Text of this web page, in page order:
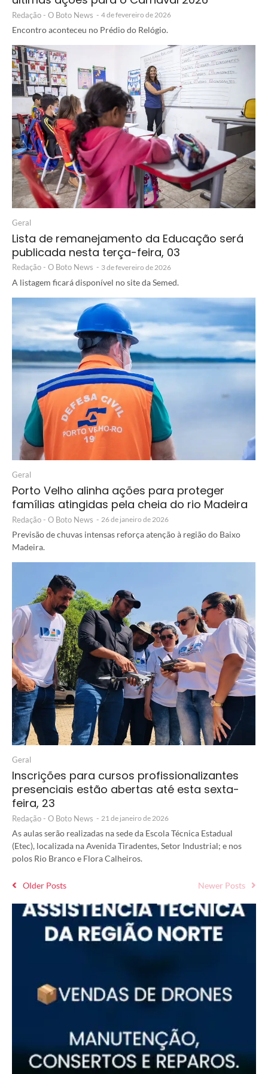
Redação - O Boto News - 4 de fevereiro de 2026
Encontro aconteceu no Prédio do Relógio.
Geral
Lista de remanejamento da Educação será
publicada nesta terça-feira, 03
Redação - O Boto News - 3 de fevereiro de 2026
A listagem ficará disponível no site da Semed.
Geral
Porto Velho alinha ações para proteger
famílias atingidas pela cheia do rio Madeira
Redação - O Boto News - 26 de janeiro de 2026
Previsão de chuvas intensas reforça atenção à região do Baixo
Madeira.
Geral
Inscrições para cursos profissionalizantes
presenciais estão abertas até esta sexta-
feira, 23
Redação - O Boto News - 21 de janeiro de 2026
As aulas serão realizadas na sede da Escola Técnica Estadual
(Etec), localizada na Avenida Tiradentes, Setor Industrial; e nos
polos Rio Branco e Flora Calheiros.
Older Posts Newer Posts